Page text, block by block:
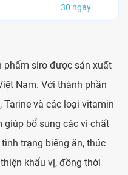
30 ngày
phẩm siro được sản xuất
Nam. Với thành phần
Tarine và các loại vitamin
giúp bổ sung các vi chất
trạng biếng ăn, thúc
khẩu vị, đồng thời